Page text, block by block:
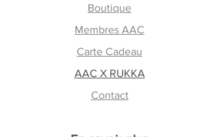
Boutique
Membres AAC
Carte Cadeau
AAC X RUKKA
Contact